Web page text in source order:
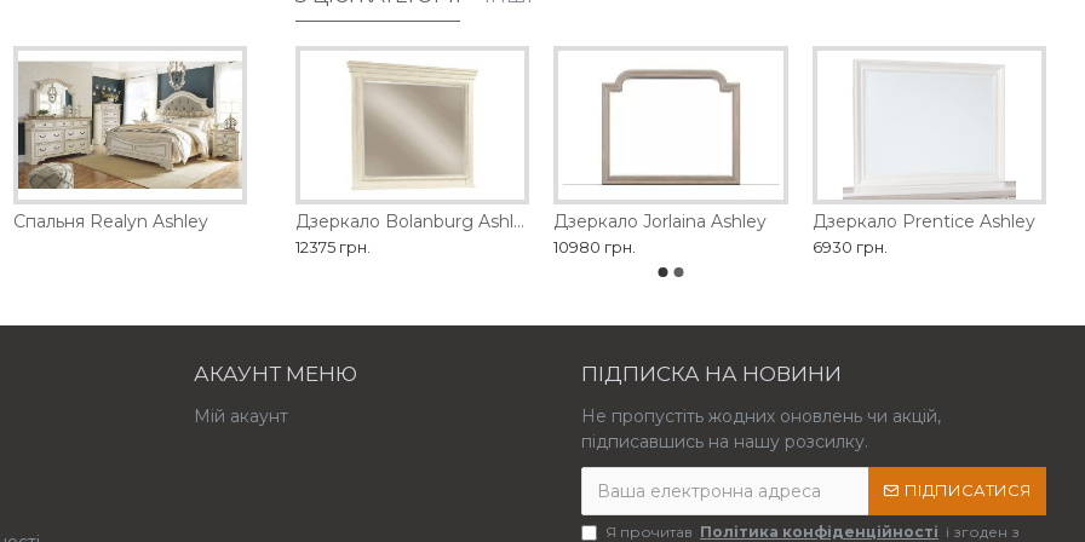
Спальня Realyn Ashley Дзеркало Bolanburg Ashley
12375 грн.
Дзеркало Jorlaina Ashley
10980 грн.
Дзеркало Prentice Ashley
6930 грн.
АКАУНТ МЕНЮ
Мій акаунт
ПІДПИСКА НА НОВИНИ
Не пропустіть жодних оновлень чи акцій,
підписавшись на нашу розсилку.
ПІДПИСАТИСЯ
Я прочитав Політика конфіденційності і згоден з